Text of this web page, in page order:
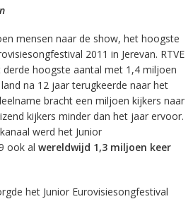
mensen naar de show, het hoogste
2011 in Jerevan. RTVE
hoogste aantal met 1,4 miljoen
na 12 jaar terugkeerde naar het
bracht een miljoen kijkers naar
kijkers minder dan het jaar ervoor.
werd het Junior
ook al wereldwijd 1,3 miljoen keer
het Junior Eurovisiesongfestival